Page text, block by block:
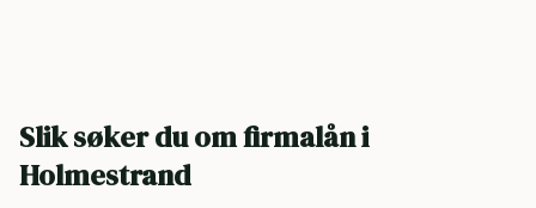
Slik søker du om firmalån i
Holmestrand